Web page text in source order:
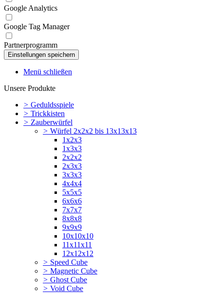
Google Analytics
Google Tag Manager
Partnerprogramm
Menü schließen
Unsere Produkte
> Geduldsspiele
> Trickkisten
> Zauberwürfel
> Würfel 2x2x2 bis 13x13x13
1x2x3
1x3x3
2x2x2
2x3x3
3x3x3
4x4x4
5x5x5
6x6x6
7x7x7
8x8x8
9x9x9
10x10x10
11x11x11
12x12x12
> Speed Cube
> Magnetic Cube
> Ghost Cube
> Void Cube